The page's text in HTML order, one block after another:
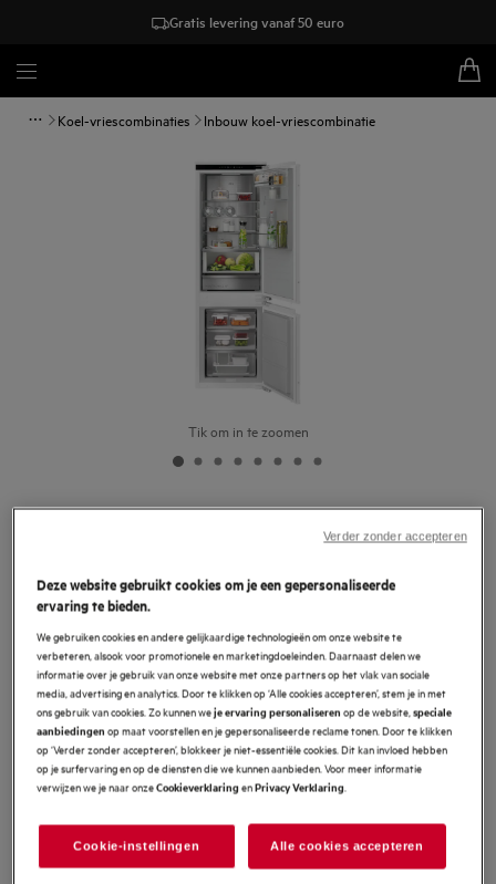
Gratis levering vanaf 50 euro
Koel-vriescombinaties Inbouw koel-vriescombinatie
Tik om in te zoomen
vriescombinatie inbouw 178 cm
4.5 (2)
EU productinformatieblad
Productvoordelen
MultiChill 0° – flexibel in te stellen, precies zoals jij het wilt
Bewaring van voedsel op maat met regelbare MultiChill 0°-lade.
Cooling 360° - actieve luchtcirculatie beschermt voedsel in elke hoek.
Deze website gebruikt cookies om je een gepersonaliseerde
ervaring te bieden.
We gebruiken cookies en andere gelijkaardige technologieën om onze website te
verbeteren, alsook voor promotionele en marketingdoeleinden. Daarnaast delen we
informatie over je gebruik van onze website met onze partners op het vlak van sociale
media, advertising en analytics. Door te klikken op ‘Alle cookies accepteren’, stem je in met
ons gebruik van cookies. Zo kunnen weje ervaring personaliseren op de website,speciale
aanbiedingen op maat voorstellen en je gepersonaliseerde reclame tonen. Door te klikken
op ‘Verder zonder accepteren’, blokkeer je niet-essentiële cookies. Dit kan invloed hebben
op je surfervaring en op de diensten die we kunnen aanbieden. Voor meer informatie
verwijzen we je naar onzeCookieverklaringenPrivacy Verklaring.
Cookie-instellingen Alle cookies accepteren
Verder zonder accepteren